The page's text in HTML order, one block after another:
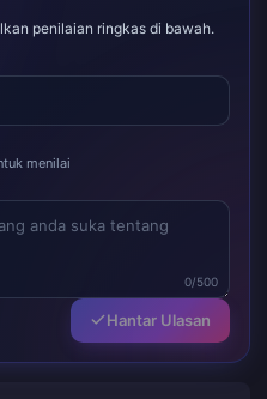
penilaian ringkas di bawah.
menilai
0/500
Hantar Ulasan